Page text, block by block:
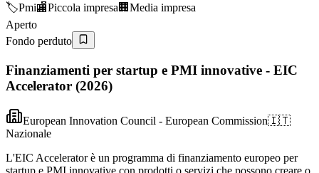
🏷️Pmi🏬Piccola impresa 🏢 Media impresa
Aperto
Fondo perduto
Finanziamenti per startup e PMI innovative - EIC
Accelerator (2026)
European Innovation Council - European Commission🇮🇹
Nazionale
L'EIC Accelerator è un programma di finanziamento europeo per
startup e PMI innovative con prodotti o servizi che possono creare o